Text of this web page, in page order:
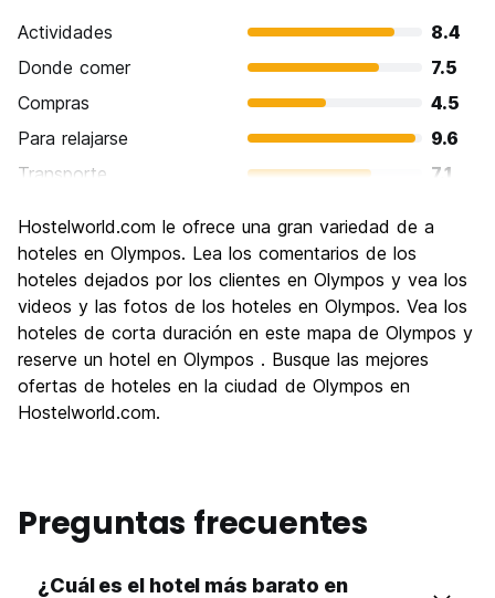
Actividades
8.4
Donde comer
7.5
Compras
4.5
Para relajarse
9.6
Transporte
7.1
Cultura
Fiesta
6.9
Calidad Precio
9.3
Hostelworld.com le ofrece una gran variedad de a
hoteles en Olympos. Lea los comentarios de los
hoteles dejados por los clientes en Olympos y vea los
videos y las fotos de los hoteles en Olympos. Vea los
hoteles de corta duración en este mapa de Olympos y
reserve un hotel en Olympos . Busque las mejores
ofertas de hoteles en la ciudad de Olympos en
Hostelworld.com.
Preguntas frecuentes
¿Cuál es el hotel más barato en